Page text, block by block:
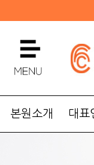
본원소개 대표